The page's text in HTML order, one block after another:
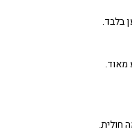
בלבד.
מאוד.
חולית.